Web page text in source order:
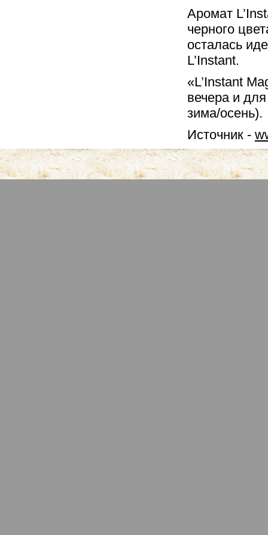
Аромат
черного
осталась
L’Instant.
«L’Instant
вечера и
зима/осень).
Источник -